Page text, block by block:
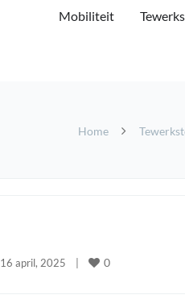
Mobiliteit
Home
16 april, 2025 0